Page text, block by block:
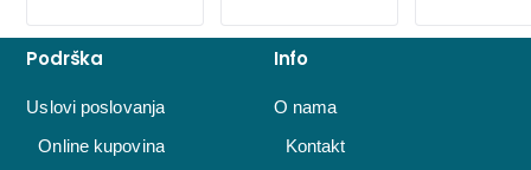
Podrška
Uslovi poslovanja
Online kupovina
Info
O nama
Kontakt